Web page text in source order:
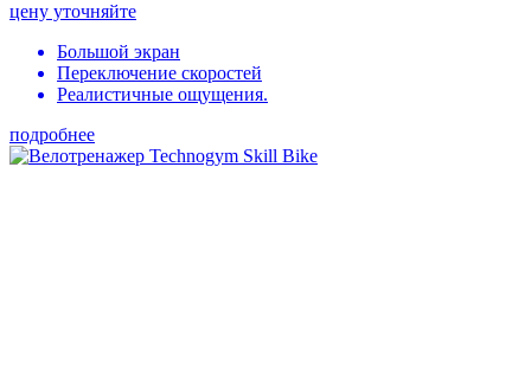
цену уточняйте
Большой экран
Переключение скоростей
Реалистичные ощущения.
подробнее